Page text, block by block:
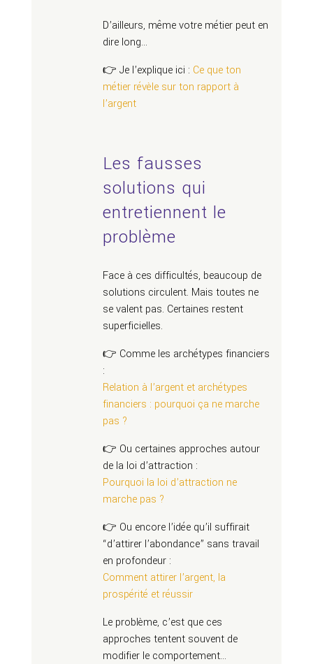
D’ailleurs, même votre métier peut en
dire long…
👉 Je l’explique ici : Ce que ton
métier révèle sur ton rapport à
l’argent
Les fausses
solutions qui
entretiennent le
problème
Face à ces difficultés, beaucoup de
solutions circulent. Mais toutes ne
se valent pas. Certaines restent
superficielles.
👉 Comme les archétypes financiers
:
Relation à l’argent et archétypes
financiers : pourquoi ça ne marche
pas ?
👉 Ou certaines approches autour
de la loi d’attraction :
Pourquoi la loi d’attraction ne
marche pas ?
👉 Ou encore l’idée qu’il suffirait
“d’attirer l’abondance” sans travail
en profondeur :
Comment attirer l’argent, la
prospérité et réussir
Le problème, c’est que ces
approches tentent souvent de
modifier le comportement…